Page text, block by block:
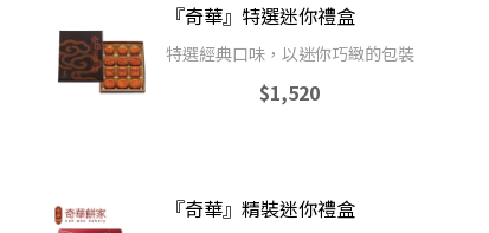
『奇華』特選迷你禮盒
特選經典口味，以迷你巧緻的包裝
$1,520
『奇華』精裝迷你禮盒